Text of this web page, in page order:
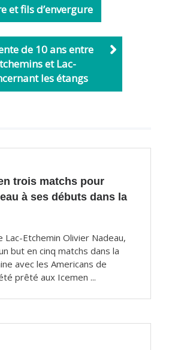
et fils d’envergure
de 10 ans entre
et Lac-
les étangs
trois matchs pour
à ses débuts dans la
Lac-Etchemin Olivier Nadeau,
but en cinq matchs dans la
avec les Americans de
prêté aux Icemen ...